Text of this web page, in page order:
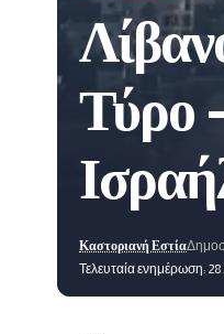
Τύρο
Τελευταία ενημέρωση:
Καστοριανή Εστία